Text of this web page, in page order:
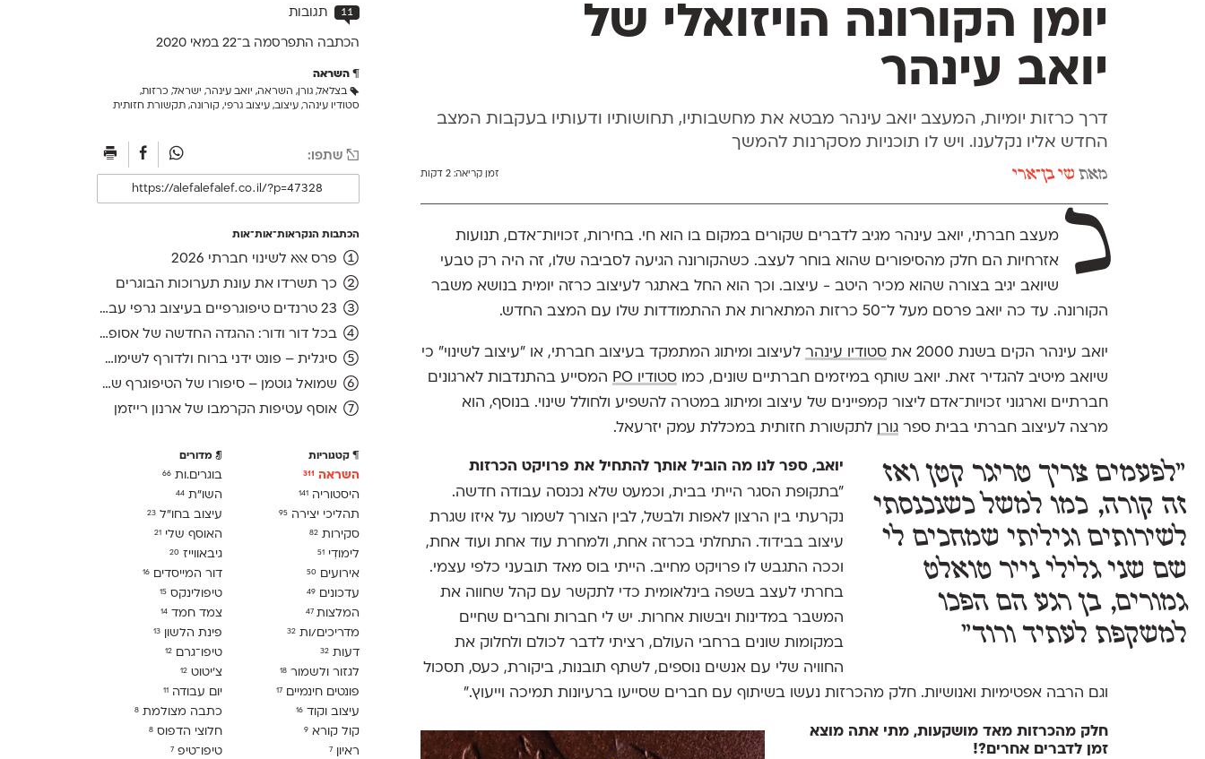
יומן הקורונה הויזואלי של
יואב עינהר
דרך כרזות יומיות, המעצב יואב עינהר מבטא את מחשבותיו, תחושותיו ודעותיו בעקבות המצב
החדש אליו נקלענו. ויש לו תוכניות מסקרנות להמשך
מאת שי בן־ארי זמן קריאה:2 דקות
כ
מעצב חברתי, יואב עינהר מגיב לדברים שקורים במקום בו הוא חי. בחירות, זכויות־אדם, תנועות
אזרחיות הם חלק מהסיפורים שהוא בוחר לעצב. כשהקורונה הגיעה לסביבה שלו, זה היה רק טבעי
שיואב יגיב בצורה שהוא מכיר היטב - עיצוב. וכך הוא החל באתגר לעיצוב כרזה יומית בנושא משבר
הקורונה. עד כה יואב פרסם מעל ל־50 כרזות המתארות את ההתמודדות שלו עם המצב החדש.
יואב עינהר הקים בשנת 2000 את סטודיו עינהרלעיצוב ומיתוג המתמקד בעיצוב חברתי, או ״עיצוב לשינוי״ כי
שיואב מיטיב להגדיר זאת. יואב שותף במיזמים חברתיים שונים, כמו סטודיו PO
המסייע בהתנדבות לארגונים
חברתיים וארגוני זכויות־אדם ליצור קמפיינים של עיצוב ומיתוג במטרה להשפיע ולחולל שינוי. בנוסף, הוא
מרצה לעיצוב חברתי בבית ספר גורן לתקשורת חזותית במכללת עמק יזרעאל.
״לפעמים צריך טריגר קטן ואז
זה קורה, כמו למשל כשנכנסתי
לשירותים וגיליתי שמחכים לי
שם שני גלילי נייר טואלט
גמורים, בן רגע הם הפכו
למשקפת לעתיד ורוד״
יואב, ספר לנו מה הוביל אותך להתחיל את פרויקט הכרזות
״בתקופת הסגר הייתי בבית, וכמעט שלא נכנסה עבודה חדשה.
נקרעתי בין הרצון לאפות ולבשל, לבין הצורך לשמור על איזו שגרת
עיצוב בבידוד. התחלתי בכרזה אחת, ולמחרת עוד אחת ועוד אחת,
וככה התגבש לו פרויקט מחייב. הייתי בוס מאד תובעני כלפי עצמי.
בחרתי לעצב בשפה בינלאומית כדי לתקשר עם קהל שחווה את
המשבר במדינות ויבשות אחרות. יש לי חברות וחברים שחיים
במקומות שונים ברחבי העולם, רציתי לדבר לכולם ולחלוק את
החוויה שלי עם אנשים נוספים, לשתף תובנות, ביקורת, כעס, תסכול
וגם הרבה אפטימיות ואנושיות. חלק מהכרזות נעשו בשיתוף עם חברים שסייעו ברעיונות תמיכה וייעוץ.״
חלק מהכרזות מאד מושקעות, מתי אתה מוצא
זמן לדברים אחרים?!
11 תגובות
הכתבה התפרסמה ב־22 ב מאי 2020
השראה
בצלאל, גורן , השראה, יואב עינהר, ישראל, כרזות,
סטודיו עינהר, עיצוב, עיצוב גרפי, קורונה, תקשורת חזותית
שתפו:
הכתבות הנקראות־אות־אות
פרס אאא לשינוי חברתי 2026
כך תשרדו את עונת תערוכות הבוגרים
23 טרנדים טיפוגרפיים בעיצוב גרפי עברי, ועוד אחד לשנה הבאה
בכל דור ודור: ההגדה החדשה של אסופה, מהדורת 2026
סיגלית – פונט ידני ברוח ולדורף לשימוש חופשי
שמואל גוטמן – סיפורו של הטיפוגרף שמאחורי גופני מיקרוסופט, כפי שנחשף בארכיון של נינתו
אוסף עטיפות הקרמבו של ארנון רייזמן
קטגוריות
השראה 311
היסטוריה 141
תהליכי יצירה 95
סקירות 82
לימודִי 51
אירועים 50
עדכונים 49
המלצות47
מדריכים/ות 32
דעות 32
לגזור ולשמור 18
פונטים חינמיים 17
עיצוב וקוד 16
קול קורא 9
ראיון 7
מדורים
בוגרים.ות 66
השו״ת 44
עיצוב בחו"ל 23
האוסף שלי 21
גיבאווייז 20
דור המייסדים 16
טיפולינקס 15
צמד חמד 14
פינת הלשון 13
טיפו־גרם 12
צ׳יטוט 12
יום עבודה 11
כתבה מצולמת 8
חלוצי הדפוס 8
טיפו־טיפ 7